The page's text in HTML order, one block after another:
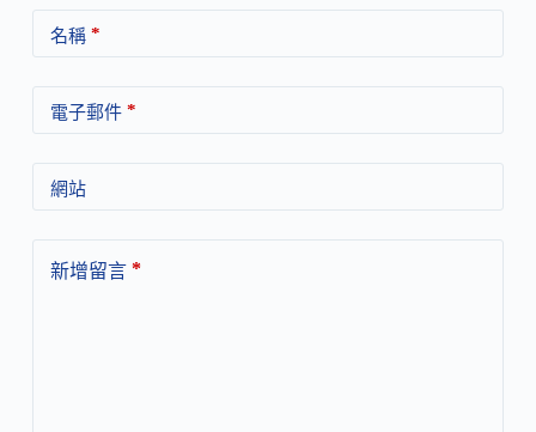
名稱 *
電子郵件*
網站
新增留言*